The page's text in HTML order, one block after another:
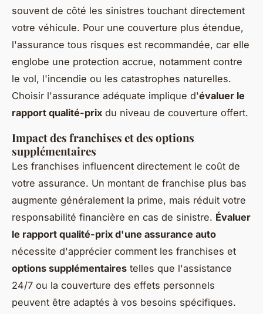
souvent de côté les sinistres touchant directement
votre véhicule. Pour une couverture plus étendue,
l'assurance tous risques est recommandée, car elle
englobe une protection accrue, notamment contre
le vol, l'incendie ou les catastrophes naturelles.
Choisir l'assurance adéquate implique d'évaluer le
rapport qualité-prix du niveau de couverture offert.
Impact des franchises et des options
supplémentaires
Les franchises influencent directement le coût de
votre assurance. Un montant de franchise plus bas
augmente généralement la prime, mais réduit votre
responsabilité financière en cas de sinistre. Évaluer
le rapport qualité-prix d'une assurance auto
nécessite d'apprécier comment les franchises et
options supplémentaires telles que l'assistance
24/7 ou la couverture des effets personnels
peuvent être adaptés à vos besoins spécifiques.